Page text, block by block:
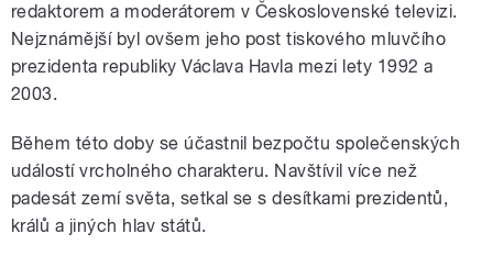
redaktorem a moderátorem v Československé televizi.
Nejznámější byl ovšem jeho post tiskového mluvčího
prezidenta republiky Václava Havla mezi lety 1992 a
2003.
Během této doby se účastnil bezpočtu společenských
událostí vrcholného charakteru. Navštívil více než
padesát zemí světa, setkal se s desítkami prezidentů,
králů a jiných hlav států.